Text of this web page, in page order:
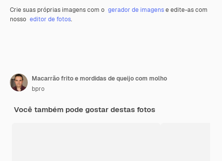
Crie suas próprias imagens com o gerador de imagense edite-as com
nosso editor de fotos.
Macarrão frito e mordidas de queijo com molho
bpro
Você também pode gostar destas fotos